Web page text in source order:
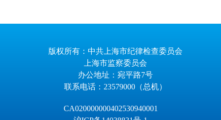
版权所有：中共上海市纪律检查委员会
上海市监察委员会
办公地址：宛平路7号
联系电话：23579000（总机）
CA020000000402530940001